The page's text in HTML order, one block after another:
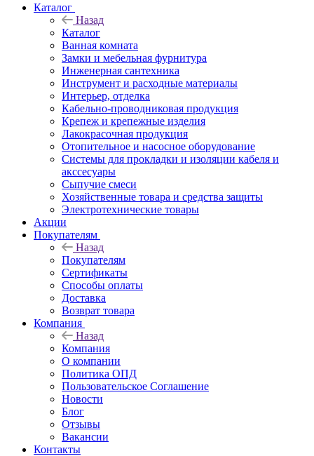
Каталог
Назад
Каталог
Ванная комната
Замки и мебельная фурнитура
Инженерная сантехника
Инструмент и расходные материалы
Интерьер, отделка
Кабельно-проводниковая продукция
Крепеж и крепежные изделия
Лакокрасочная продукция
Отопительное и насосное оборудование
Системы для прокладки и изоляции кабеля и
акссесуары
Сыпучие смеси
Хозяйственные товара и средства защиты
Электротехнические товары
Акции
Покупателям
Назад
Покупателям
Сертификаты
Способы оплаты
Доставка
Возврат товара
Компания
Назад
Компания
О компании
Политика ОПД
Пользовательское Соглашение
Новости
Блог
Отзывы
Вакансии
Контакты